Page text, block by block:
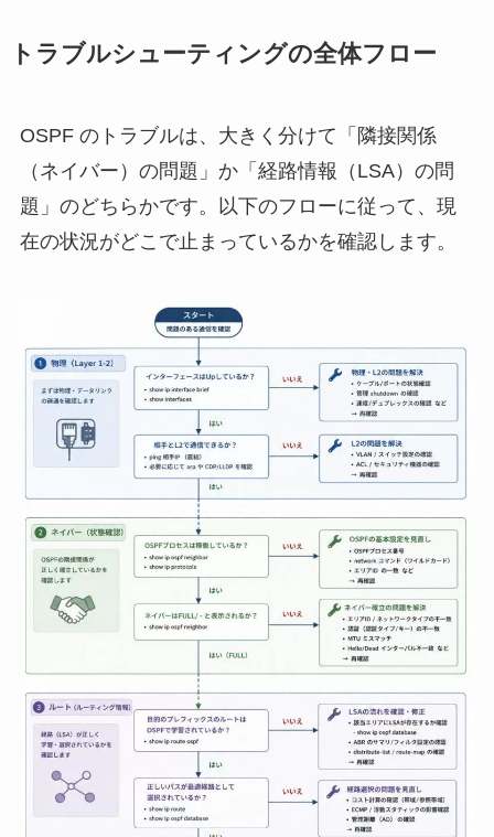
トラブルシューティングの全体フロー
OSPF のトラブルは、大きく分けて「隣接関係
（ネイバー）の問題」か「経路情報（LSA）の問
題」のどちらかです。以下のフローに従って、現
在の状況がどこで止まっているかを確認します。